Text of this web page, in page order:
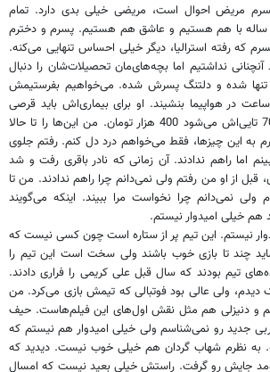
مریض احوال است، مریضی خیلی بدی دارد. تمام
با هم هستیم و عاشق هم هستیم. پسرم و دخترم
که رفته استرالیا، دیگر خیلی احساس تنهایی می‌کنه.
نداشتیم اما بچه‌های‌مان تحصیلات‌شان را دنبال
تنها شده و دلتنگ پسرش شده. می‌خواهیم بفرستیمش
استرالیا، اما نمی‌تواند 12 ساعت در هواپیما بنشیند. او برای بیماری‌‌اش باید قرصی
مصرف کند که هر بسته 70 تایی‌‌اش می‌شود 400 هزار تومان. من این‌ها را تا حالا
به این چیزها، فقط می‌خواهم درد دل کنم. رفتم جلوی
اما راهم ندادند. آن زمانی که نادر باقری رفت و شد
از او من رفتم ولی نمی‌دانم چرا راهم ندادند. من تا
ولی نمی‌دانم چرا نخواست مرا ببیند. اینکه می‌گویند
هم خیلی امیدوار نیستم.
نیستم. این تیم پر از ستاره است چون کسی نیست که
چند تا بازی خوب باشند ولی سخت است این تیم را
تیم بودند که سال قبل علی کریمی را فراری دادند.
دیدم، ولی عالی بود فوتبالی که تیمش بازی می‌کرد. من
و دنیزلی هم مثل نقش اول‌‌های این فیلم‌هاست. حیف
جدید رو نمی‌شناسم ولی خیلی امیدوار هم نیستم که
به نظرم شهاب گردان هم خیلی خوب نیست. دیدید که
پسر 20 ساله اومد جایش رو گرفت. راستش خیلی بعید نیست که امسال